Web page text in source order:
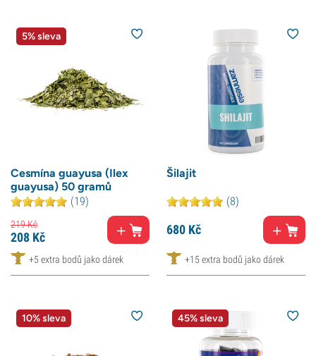
5% sleva
Cesmína guayusa (Ilex
guayusa) 50 gramů
(19)
219Kč
208 Kč
+5 extra bodů jako dárek
Šilajit
(8)
680 Kč
+15 extra bodů jako dárek
10% sleva 45% sleva